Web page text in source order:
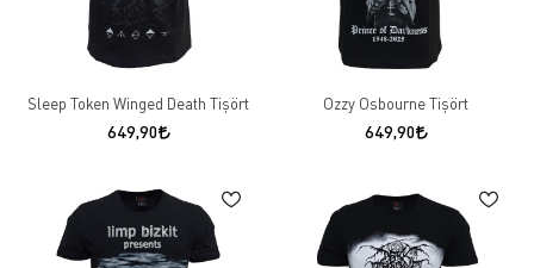
Sleep Token Winged Death Tişört
649,90
Ozzy Osbourne Tişört
649,90